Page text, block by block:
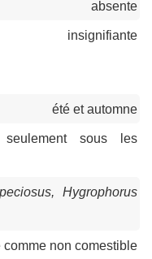
absente
insignifiante
été et automne
seulement sous les
Hygrophorus
non comestible